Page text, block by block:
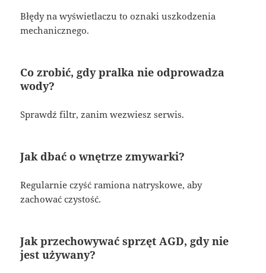
Błędy na wyświetlaczu to oznaki uszkodzenia
mechanicznego.
Co zrobić, gdy pralka nie odprowadza
wody?
Sprawdź filtr, zanim wezwiesz serwis.
Jak dbać o wnętrze zmywarki?
Regularnie czyść ramiona natryskowe, aby
zachować czystość.
Jak przechowywać sprzęt AGD, gdy nie
jest używany?